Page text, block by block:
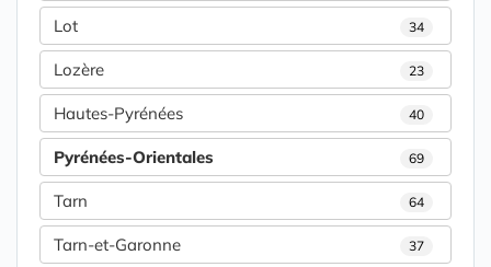
Lot 34
Lozère 23
Hautes-Pyrénées 40
Pyrénées-Orientales 69
Tarn 64
Tarn-et-Garonne 37